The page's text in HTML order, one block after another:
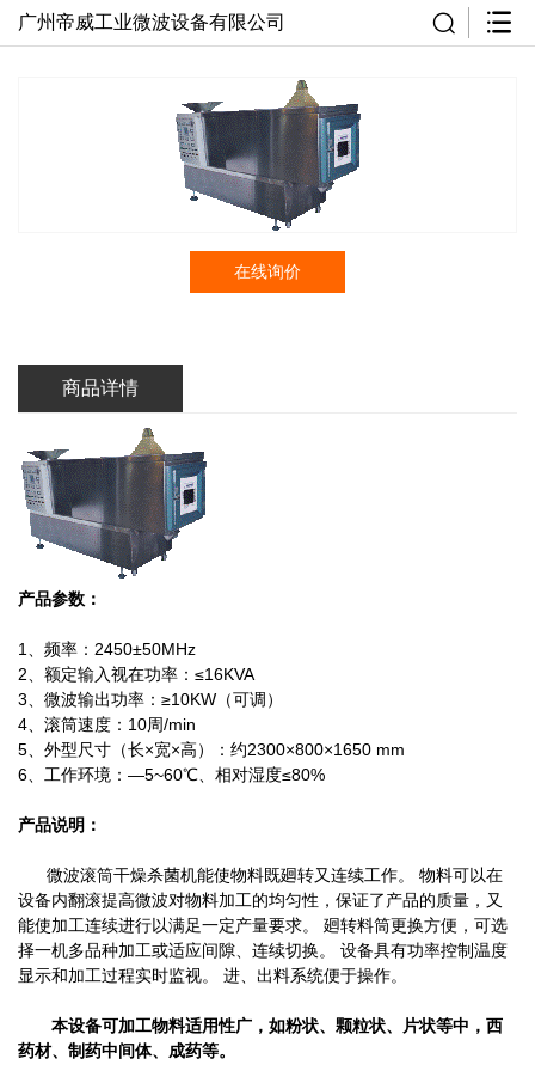
广州帝威工业微波设备有限公司
在线询价
商品详情
产品参数：
1 频率： 2450±50MHz
2
额定输入视在功率：≤16KVA
3
微波输出功率：≥10KW （可调）
4
滚筒速度： 10周/min
5
外型尺寸（长×宽×高）：约2300×800×1650 mm
6
工作环境：—5~60℃、相对湿度≤80%
产品说明：
微波滚筒干燥杀菌机能使物料既廻转又连续工作。 物料可以在
设备内翻滚提高微波对物料加工的均匀性，保证了产品的质量，又
能使加工连续进行以满足一定产量要求。 廻转料筒更换方便，可选
择一机多品种加工或适应间隙、连续切换。 设备具有功率控制温度
显示和加工过程实时监视。 进、出料系统便于操作。
本设备可加工物料适用性广，如粉状、颗粒状、片状等中，西
药材、制药中间体、成药等。